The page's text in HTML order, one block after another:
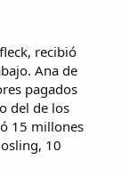
recibió
Ana de
pagados
del de los
15 millones
10